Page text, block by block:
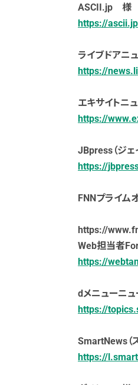
ASCII.jp 様
https://
ライブドアニ
https://
エキサイトニ
https://
JBpress（ジ
https://
FNNプライム
https://
Web担当者
https://
dメニューニ
https://
SmartNews（
https://